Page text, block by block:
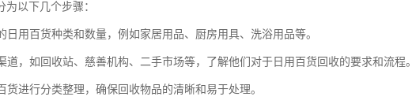
以下几个步骤：
日用百货种类和数量，例如家居用品、厨房用具、洗浴用品等。
，如回收站、慈善机构、二手市场等，了解他们对于日用百货回收的要求和流程。
进行分类整理，确保回收物品的清晰和易于处理。